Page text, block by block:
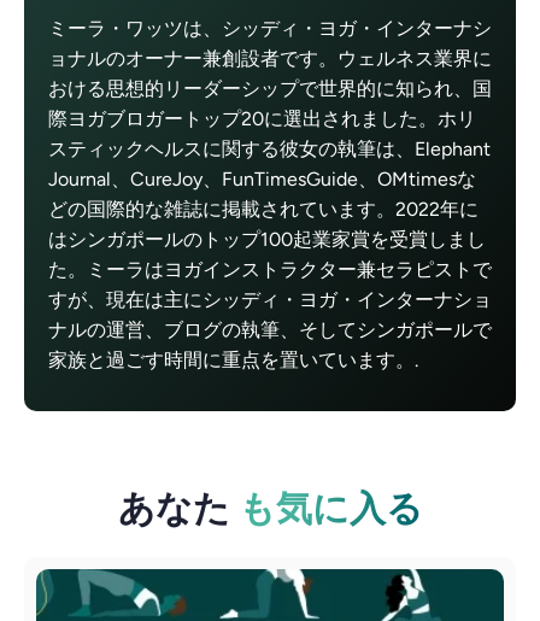
ミーラ・ワッツは、シッディ・ヨガ・インターナシ
ョナルのオーナー兼創設者です。ウェルネス業界に
おける思想的リーダーシップで世界的に知られ、国
際ヨガブロガートップ20に選出されました。ホリ
スティックヘルスに関する彼女の執筆は、Elephant
Journal、CureJoy、FunTimesGuide、OMtimesな
どの国際的な雑誌に掲載されています。2022年に
はシンガポールのトップ100起業家賞を受賞しまし
た。ミーラはヨガインストラクター兼セラピストで
すが、現在は主にシッディ・ヨガ・インターナショ
ナルの運営、ブログの執筆、そしてシンガポールで
家族と過ごす時間に重点を置いています。.
あなた も気に入る